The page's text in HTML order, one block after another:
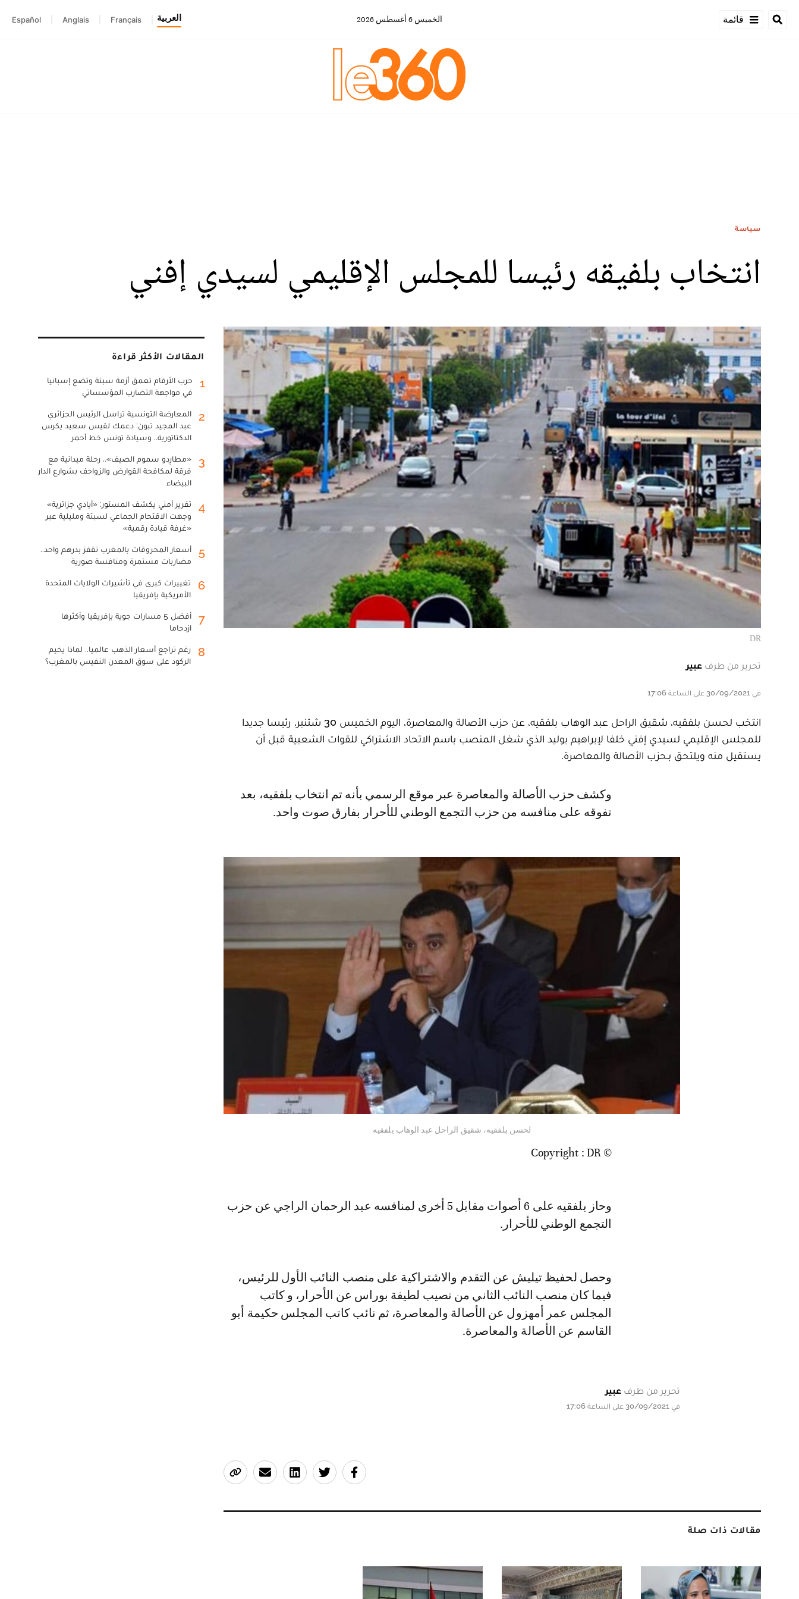
قائمة الخميس 6 أغسطس 2026 العربية Français
Anglais
Español
سياسة
انتخاب بلفيقه رئيسا للمجلس الإقليمي لسيدي إفني
DR
تحرير من طرف عبير
في 30/09/2021 على الساعة 17:06
انتخب لحسن بلفقيه، شقيق الراحل عبد الوهاب بلفقيه، عن حزب الأصالة والمعاصرة، اليوم الخميس 30 شتنبر، رئيسا جديدا
للمجلس الإقليمي لسيدي إفني خلفا لإبراهيم بوليد الذي شغل المنصب باسم الاتحاد الاشتراكي للقوات الشعبية قبل أن
يستقيل منه ويلتحق بـحزب الأصالة والمعاصرة.
وكشف حزب الأصالة والمعاصرة عبر موقع الرسمي بأنه تم انتخاب بلفقيه، بعد
تفوقه على منافسه من حزب التجمع الوطني للأحرار بفارق صوت واحد.
لحسن بلفقيه، شقيق الراحل عبد الوهاب بلفقيه
© Copyright : DR
وحاز بلفقيه على 6 أصوات مقابل 5 أخرى لمنافسه عبد الرحمان الراجي عن حزب
التجمع الوطني للأحرار.
وحصل لحفيظ تيليش عن التقدم والاشتراكية على منصب النائب الأول للرئيس،
فيما كان منصب النائب الثاني من نصيب لطيفة بوراس عن الأحرار، و كاتب
المجلس عمر أمهزول عن الأصالة والمعاصرة، ثم نائب كاتب المجلس حكيمة أبو
القاسم عن الأصالة والمعاصرة.
تحرير من طرف عبير
في 30/09/2021 على الساعة 17:06
مقالات ذات صلة
المقالات الأكثر قراءة
1
حرب الأرقام تعمق أزمة سبتة وتضع إسبانيا
في مواجهة التضارب المؤسساتي
2
المعارضة التونسية تراسل الرئيس الجزائري
عبد المجيد تبون: دعمك لقيس سعيد يكرس
الدكتاتورية.. وسيادة تونس خط أحمر
3
«مطارِدو سموم الصيف».. رحلة ميدانية مع
فرقة لمكافحة القوارض والزواحف بشوارع الدار
البيضاء
4
تقرير أمني يكشف المستور: «أيادي جزائرية»
وجهت الاقتحام الجماعي لسبتة ومليلية عبر
«غرفة قيادة رقمية»
5
أسعار المحروقات بالمغرب تقفز بدرهم واحد..
مضاربات مستمرة ومنافسة صورية
6
تغييرات كبرى في تأشيرات الولايات المتحدة
الأمريكية بإفريقيا
7
أفضل 5 مسارات جوية بإفريقيا وأكثرها
ازدحاما
8
رغم تراجع أسعار الذهب عالميا.. لماذا يخيم
الركود على سوق المعدن النفيس بالمغرب؟